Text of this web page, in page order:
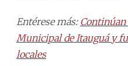
Entérese más: Continúan
Municipal de Itauguá y
locales